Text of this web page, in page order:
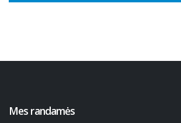
Mes randamės